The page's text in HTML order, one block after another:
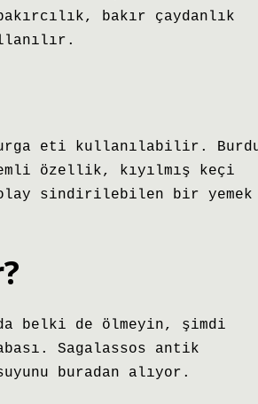
bakır çaydanlık
eti kullanılabilir.
özellik, kıyılmış keçi
sindirilebilen bir yemek
belki de ölmeyin, şimdi
Sagalassos antik
buradan alıyor.